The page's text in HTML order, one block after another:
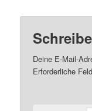
Deine E-Mail-
Erforderliche